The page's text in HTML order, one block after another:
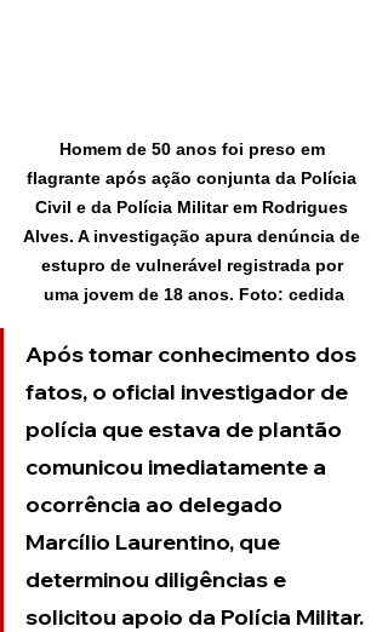
Homem de 50 anos foi preso em
flagrante após ação conjunta da Polícia
Civil e da Polícia Militar em Rodrigues
Alves. A investigação apura denúncia de
estupro de vulnerável registrada por
uma jovem de 18 anos. Foto: cedida
Após tomar conhecimento dos
fatos, o oficial investigador de
polícia que estava de plantão
comunicou imediatamente a
ocorrência ao delegado
Marcílio Laurentino, que
determinou diligências e
solicitou apoio da Polícia Militar.